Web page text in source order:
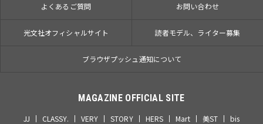
よくあるご質問 お問い合わせ
光文社オフィシャルサイト 読者モデル、ライター募集
ブラウザプッシュ通知について
MAGAZINE OFFICIAL SITE
JJ CLASSY. VERY STORY HERS Mart 美ST bis